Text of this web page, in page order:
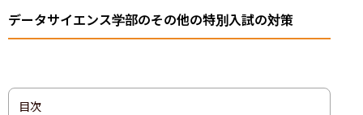
データサイエンス学部のその他の特別入試の対策
目次